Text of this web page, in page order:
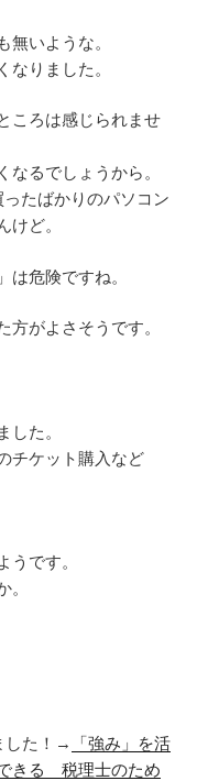
無いような。
なりました。
ころは感じられませ
なるでしょうから。
たばかりのパソコン
けど。
は危険ですね。
方がよさそうです。
した。
チケット購入など
うです。
。
した！→
「強み」を活
きる 税理士のため